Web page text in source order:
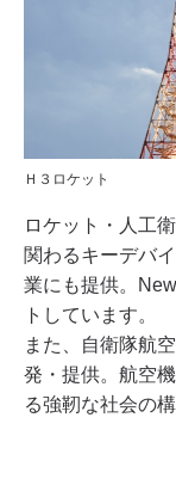
Ｈ３ロケット
ロケット・人工
関わるキーデバ
業にも提供。
トしています。
また、自衛隊航
発・提供。航空
る強靭な社会の